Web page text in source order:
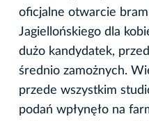
oficjalne otwarcie
Jagiellońskiego dla
dużo kandydatek,
średnio zamożnych.
przede wszystkim
podań wpłynęło na